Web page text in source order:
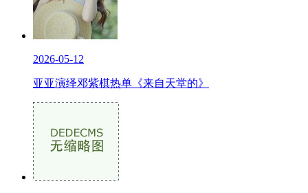
2026-05-12
亚亚演绎邓紫棋热单《来自天堂的》